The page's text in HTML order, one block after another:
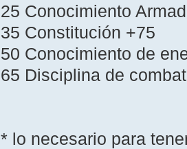
25 Conocimiento
35 Constitución +75
50 Conocimiento de
65 Disciplina de
* lo necesario para